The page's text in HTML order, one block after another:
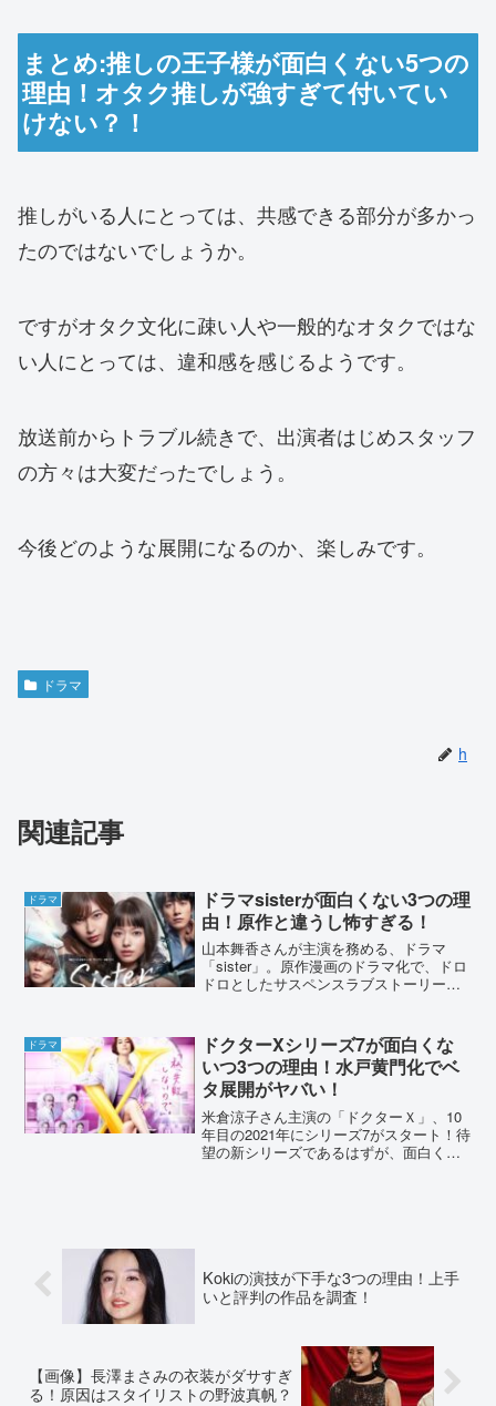
まとめ:推しの王子様が面白くない5つの
理由！オタク推しが強すぎて付いてい
けない？！
推しがいる人にとっては、共感できる部分が多かっ
たのではないでしょうか。
ですがオタク文化に疎い人や一般的なオタクではな
い人にとっては、違和感を感じるようです。
放送前からトラブル続きで、出演者はじめスタッフ
の方々は大変だったでしょう。
今後どのような展開になるのか、楽しみです。
ドラマ
h
関連記事
ドラマ
ドラマsisterが面白くない3つの理
由！原作と違うし怖すぎる！
山本舞香さんが主演を務める、ドラマ
「sister」。原作漫画のドラマ化で、ドロ
ドロとしたサスペンスラブストーリーで
不評の原因をドラマの展開や、SNSの声
から調べていきま...
ドラマ
ドクターXシリーズ7が面白くな
いつ3つの理由！水戸黄門化でベ
タ展開がヤバい！
米倉涼子さん主演の「ドクターＸ」、10
年目の2021年にシリーズ7がスタート！待
望の新シリーズであるはずが、面白くな
Kokiの演技が下手な3つの理由！上手
いと評判の作品を調査！
【画像】長澤まさみの衣装がダサすぎ
る！原因はスタイリストの野波真帆？